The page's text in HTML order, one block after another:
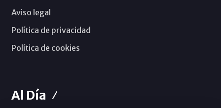
Aviso legal
Política de privacidad
Política de cookies
Al Día